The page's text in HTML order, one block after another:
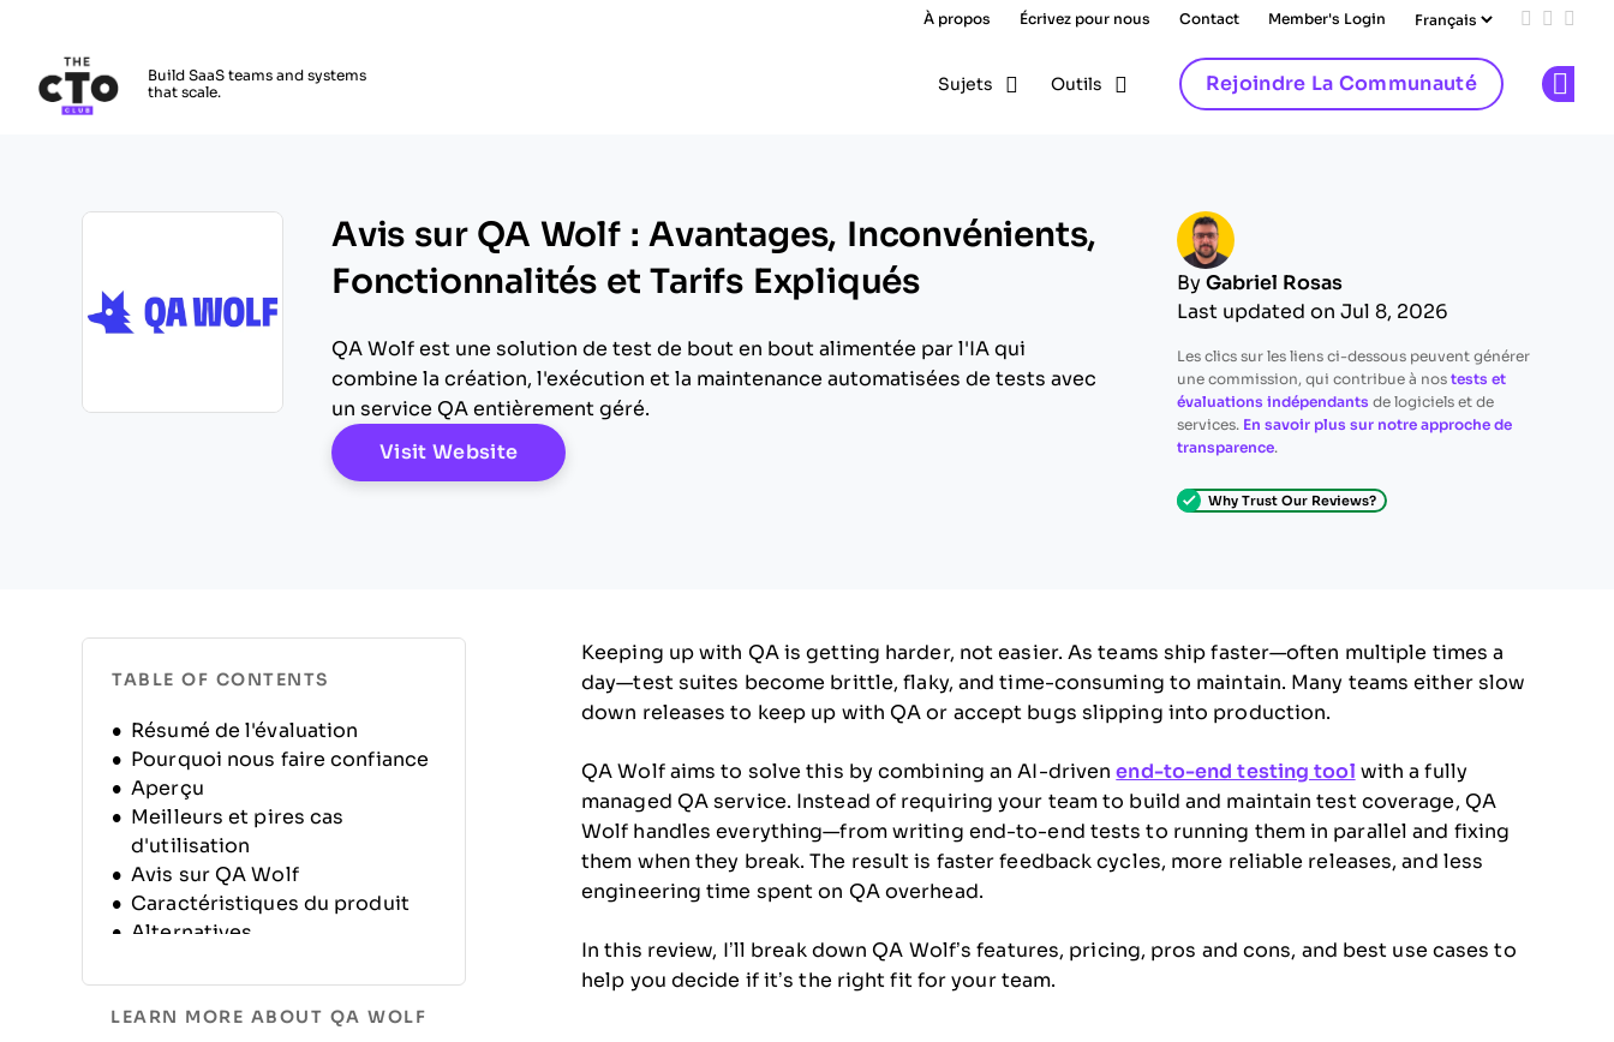
À propos Écrivez pour nous Contact Member's Login Add us
Follow
Build SaaS teams and systems
that scale.
Sujets Outils Rejoindre La Communauté
Avis sur QA Wolf : Avantages, Inconvénients,
Fonctionnalités et Tarifs Expliqués
QA Wolf est une solution de test de bout en bout alimentée par l'IA qui
combine la création, l'exécution et la maintenance automatisées de tests avec
un service QA entièrement géré.
Visit WebsiteOpens New Window
By Gabriel Rosas
Last updated on Jul 8, 2026
Les clics sur les liens ci-dessous peuvent générer
une commission, qui contribue à nos tests et
évaluations indépendants de logiciels et de
services. En savoir plus sur notre approche de
transparence.
Why Trust Our Reviews?
TABLE OF CONTENTS
Résumé de l'évaluation
Pourquoi nous faire confiance
Aperçu
Meilleurs et pires cas
d'utilisation
Avis sur QA Wolf
Caractéristiques du produit
Alternatives
Historique de l'entreprise
LEARN MORE ABOUT QA WOLF
Keeping up with QA is getting harder, not easier. As teams ship faster—often multiple times a
day—test suites become brittle, flaky, and time-consuming to maintain. Many teams either slow
down releases to keep up with QA or accept bugs slipping into production.
QA Wolf aims to solve this by combining an AI-drivenend-to-end testing tool with a fully
managed QA service. Instead of requiring your team to build and maintain test coverage, QA
Wolf handles everything—from writing end-to-end tests to running them in parallel and fixing
them when they break. The result is faster feedback cycles, more reliable releases, and less
engineering time spent on QA overhead.
In this review, I’ll break down QA Wolf’s features, pricing, pros and cons, and best use cases to
help you decide if it’s the right fit for your team.